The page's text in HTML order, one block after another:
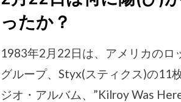
ったか？
1983年2月22日は、アメリカのロ
グループ、Styx(スティクス)の11
ジオ・アルバム、”Kilroy Was